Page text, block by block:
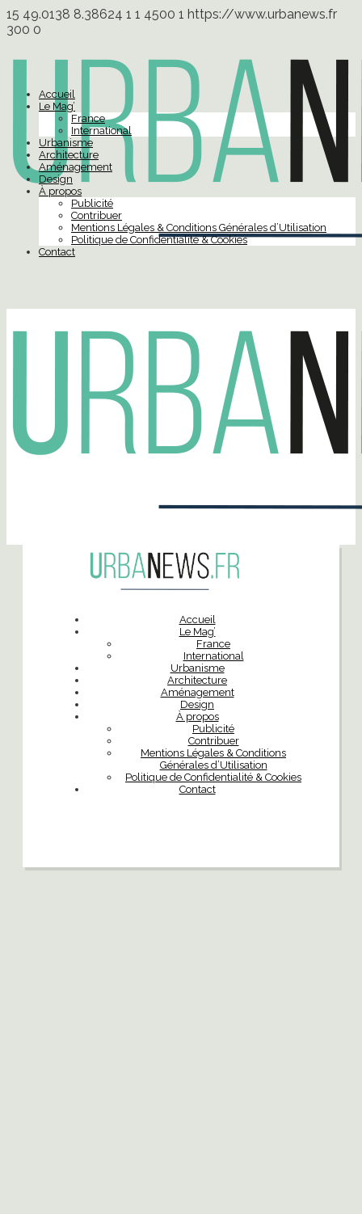
15 49.0138 8.38624 1 1 4500 1 https://www.urbanews.fr
300 0
Accueil
Le Mag’
France
International
Urbanisme
Architecture
Aménagement
Design
À propos
Publicité
Contribuer
Mentions Légales & Conditions Générales d’Utilisation
Politique de Confidentialité & Cookies
Contact
Accueil
Le Mag’
France
International
Urbanisme
Architecture
Aménagement
Design
À propos
Publicité
Contribuer
Mentions Légales & Conditions
Générales d’Utilisation
Politique de Confidentialité & Cookies
Contact